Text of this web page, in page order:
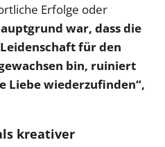
Erfolge oder
war, dass die
für den
bin, ruiniert
Liebe wiederzufinden“,
kreativer